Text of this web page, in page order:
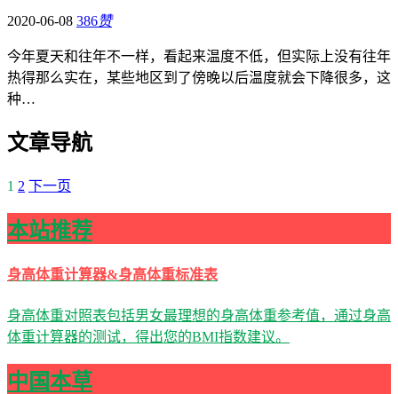
2020-06-08 386赞
今年夏天和往年不一样，看起来温度不低，但实际上没有往年
热得那么实在，某些地区到了傍晚以后温度就会下降很多，这
种…
文章导航
1 2 下一页
本站推荐
身高体重计算器&身高体重标准表
身高体重对照表包括男女最理想的身高体重参考值，通过身高
体重计算器的测试，得出您的BMI指数建议。
中国本草